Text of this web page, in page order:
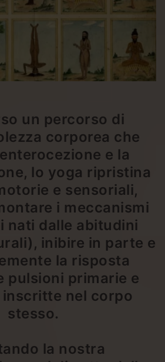
un percorso di
corporea che
e la
lo yoga ripristina
e sensoriali,
i meccanismi
nati dalle abitudini
inibire in parte e
la risposta
pulsioni primarie e
nel corpo
stesso.
la nostra